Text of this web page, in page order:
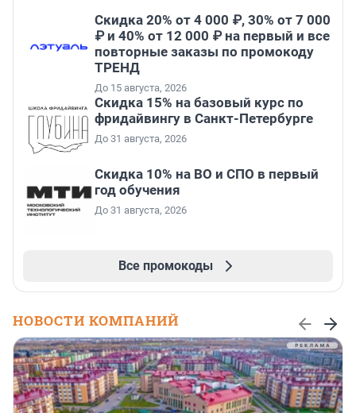
Скидка 20% от 4 000 ₽, 30% от 7 000
₽ и 40% от 12 000 ₽ на первый и все
повторные заказы по промокоду
ТРЕНД
До 15 августа, 2026
Скидка 15% на базовый курс по
фридайвингу в Санкт-Петербурге
До 31 августа, 2026
Скидка 10% на ВО и СПО в первый
год обучения
До 31 августа, 2026
Все промокоды
НОВОСТИ КОМПАНИЙ